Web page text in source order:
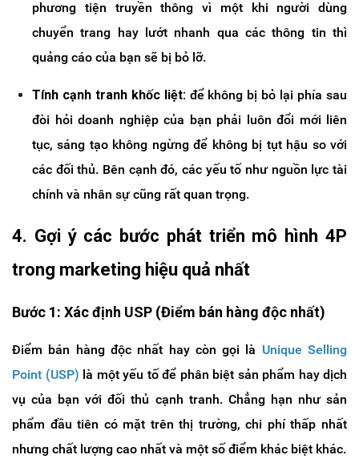
phương tiện truyền thông vì một khi người dùng
chuyển trang hay lướt nhanh qua các thông tin thì
quảng cáo của bạn sẽ bị bỏ lỡ.
Tính cạnh tranh khốc liệt: để không bị bỏ lại phía sau
đòi hỏi doanh nghiệp của bạn phải luôn đổi mới liên
tục, sáng tạo không ngừng để không bị tụt hậu so với
các đối thủ. Bên cạnh đó, các yếu tố như nguồn lực tài
chính và nhân sự cũng rất quan trọng.
4. Gợi ý các bước phát triển mô hình 4P
trong marketing hiệu quả nhất
Bước 1: Xác định USP (Điểm bán hàng độc nhất)
Điểm bán hàng độc nhất hay còn gọi là Unique Selling
Point (USP) là một yếu tố để phân biệt sản phẩm hay dịch
vụ của bạn với đối thủ cạnh tranh. Chẳng hạn như sản
phẩm đầu tiên có mặt trên thị trường, chi phí thấp nhất
nhưng chất lượng cao nhất và một số điểm khác biệt khác.